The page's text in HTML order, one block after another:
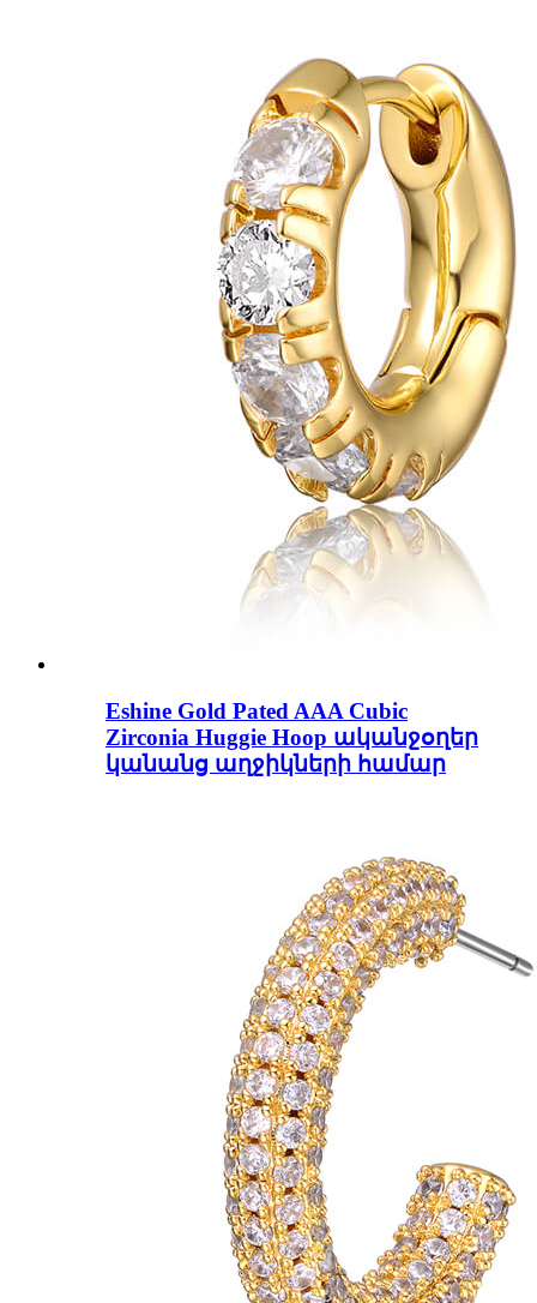
Eshine Gold Pated AAA Cubic
Zirconia Huggie Hoop ականջօղեր
կանանց աղջիկների համար